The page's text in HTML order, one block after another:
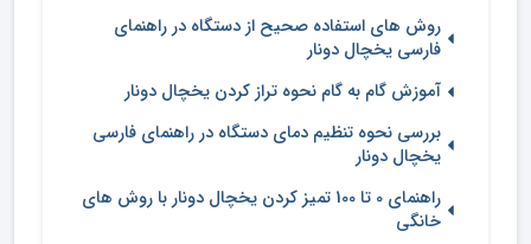
روش های استفاده صحیح از دستگاه در راهنمای
فارسی یخچال دونار
آموزش گام به گام نحوه تراز کردن یخچال دونار
بررسی نحوه تنظیم دمای دستگاه در راهنمای فارسی
یخچال دونار
راهنمای 0 تا 100 تمیز کردن یخچال دونار با روش های
خانگی